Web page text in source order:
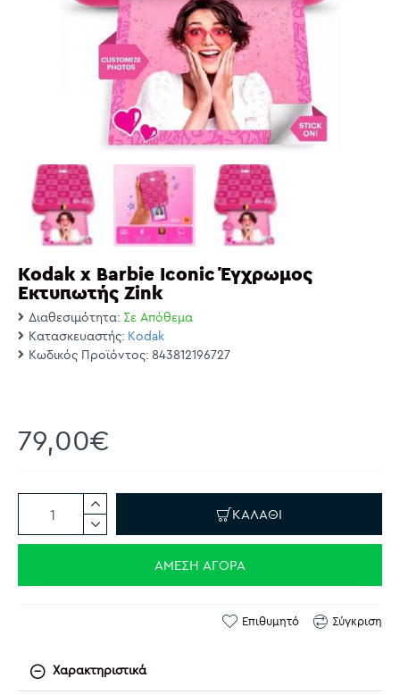
Kodak x Barbie Iconic Έγχρωμoς
Εκτυπωτής Zink
Διαθεσιμότητα: Σε Απόθεμα
Κατασκευαστής: Kodak
Κωδικός Προϊόντος: 843812196727
79,00€
ΚΑΛΆΘΙ
ΆΜΕΣΗ ΑΓΟΡΆ
Επιθυμητό Σύγκριση
Χαρακτηριστικά